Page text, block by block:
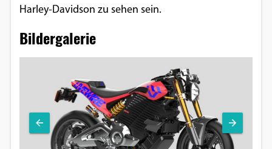
Harley-Davidson zu sehen sein.
Bildergalerie